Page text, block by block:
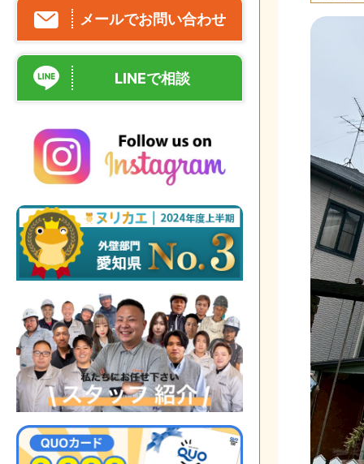
メールでお問い合わせ
LINEで相談